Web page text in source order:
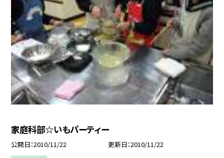
家庭科部☆いもパーティー
公開日 2010/11/22 更新日 2010/11/22